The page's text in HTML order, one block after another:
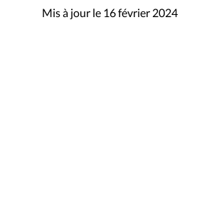
Mis à jour le 16 février 2024